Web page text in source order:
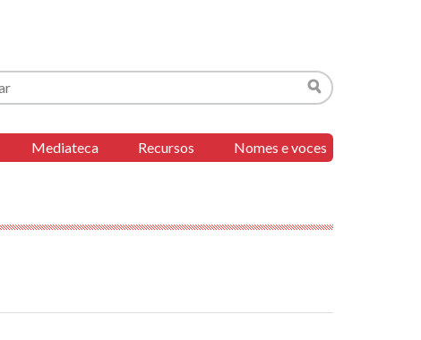
Buscar
Mediateca Recursos Nomes e voces